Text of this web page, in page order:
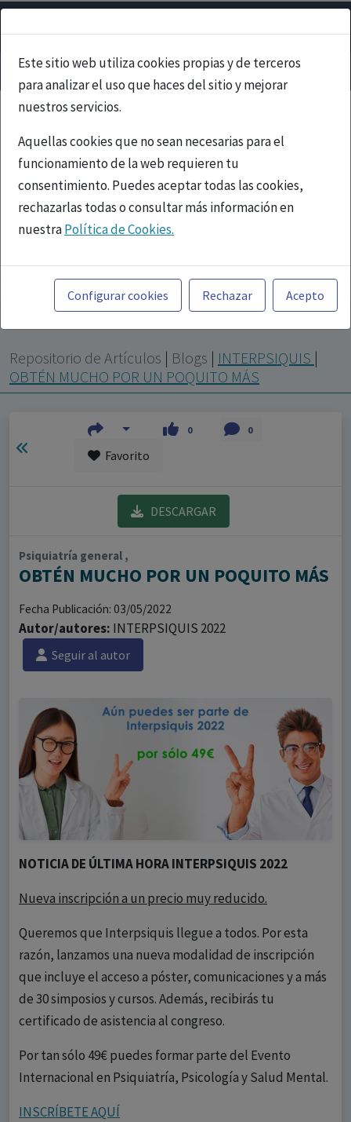
Este sitio web utiliza cookies propias y de terceros
para analizar el uso que haces del sitio y mejorar
nuestros servicios.
Aquellas cookies que no sean necesarias para el
funcionamiento de la web requieren tu
consentimiento. Puedes aceptar todas las cookies,
rechazarlas todas o consultar más información en
nuestraPolítica de Cookies.
Toda la información incluida en la Página Web está
referida a productos del mercado español y, por
tanto, dirigida a profesionales sanitarios legalmente
facultados para prescribir o dispensar medicamentos
con ejercicio profesional. La información técnica de los
fármacos se facilita a título meramente informativo,
siendo responsabilidad de los profesionales
facultados prescribir medicamentos y decidir, en cada
caso concreto, el tratamiento más adecuado a las
necesidades del paciente.
Configurar cookies Rechazar Acepto
Repositorio de Artículos | Blogs | INTERPSIQUIS |
OBTÉN MUCHO POR UN POQUITO MÁS
0 0
Favorito
DESCARGAR
Psiquiatría general ,
OBTÉN MUCHO POR UN POQUITO MÁS
Fecha Publicación: 03/05/2022
Autor/autores: INTERPSIQUIS 2022
Seguir al autor
NOTICIA DE ÚLTIMA HORA INTERPSIQUIS 2022
Nueva inscripción a un precio muy reducido.
Queremos que Interpsiquis llegue a todos. Por esta
razón, lanzamos una nueva modalidad de inscripción
que incluye el acceso a póster, comunicaciones y a más
de 30 simposios y cursos. Además, recibirás tu
certificado de asistencia al congreso.
Por tan sólo 49€ puedes formar parte del Evento
Internacional en Psiquiatría, Psicología y Salud Mental.
INSCRÍBETE AQUÍ